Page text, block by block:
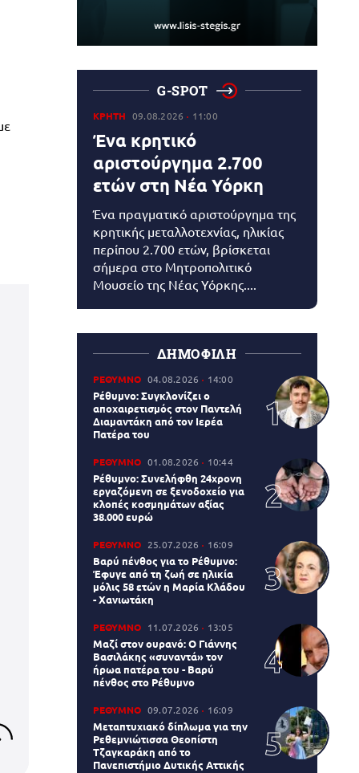
G-SPOT
ΚΡΗΤΗ 09.08.2026 11:00
Ένα κρητικό
αριστούργημα 2.700
ετών στη Νέα Υόρκη
Ένα πραγματικό αριστούργημα της
κρητικής μεταλλοτεχνίας, ηλικίας
περίπου 2.700 ετών, βρίσκεται
σήμερα στο Μητροπολιτικό
Μουσείο της Νέας Υόρκης....
ΔΗΜΟΦΙΛΗ
ΡΕΘΥΜΝΟ 04.08.2026 14:00
Ρέθυμνο: Συγκλονίζει ο
αποχαιρετισμός στον Παντελή
Διαμαντάκη από τον Ιερέα
Πατέρα του
ΡΕΘΥΜΝΟ 01.08.2026 10:44
Ρέθυμνο: Συνελήφθη 24χρονη
εργαζόμενη σε ξενοδοχείο για
κλοπές κοσμημάτων αξίας
38.000 ευρώ
ΡΕΘΥΜΝΟ 25.07.2026 16:09
Βαρύ πένθος για το Ρέθυμνο:
Έφυγε από τη ζωή σε ηλικία
μόλις 58 ετών η Μαρία Κλάδου
- Χανιωτάκη
ΡΕΘΥΜΝΟ 11.07.2026 13:05
Μαζί στον ουρανό: Ο Γιάννης
Βασιλάκης «συναντά» τον
ήρωα πατέρα του - Βαρύ
πένθος στο Ρέθυμνο
ΡΕΘΥΜΝΟ 09.07.2026 16:09
Μεταπτυχιακό δίπλωμα για την
Ρεθεμνιώτισσα Θεοπίστη
Τζαγκαράκη από το
Πανεπιστήμιο Δυτικής Αττικής